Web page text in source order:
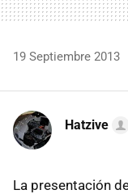
19 Septiembre 2013
Hatzive
La presentación